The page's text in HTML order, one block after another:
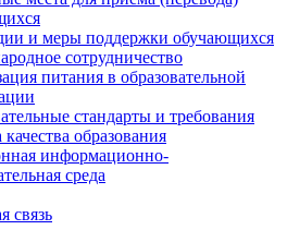
и меры поддержки обучающихся
сотрудничество
питания в образовательной
стандарты и требования
образования
информационно-
среда
связь